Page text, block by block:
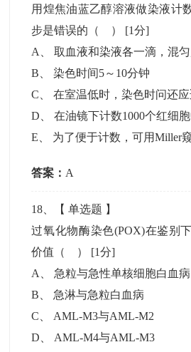
用煌焦油蓝乙醇溶液做染液计
步是错误的（ ） [1分]
A
、取血液和染液各一滴，混
B 、染色时间5～10分钟
C 、在室温低时，染色时问还
D 、在油镜下计数1000个红细
E
为了便于计数，可用Miller
答案： A
18 、【单选题 】
过氧化物酶染色(POX)在鉴别
价值（ ） [1分]
A
急粒与急性单核细胞白血病
B
急淋与急粒白血病
C
AML-M3与AML-M2
D
AML-M4与AML-M3